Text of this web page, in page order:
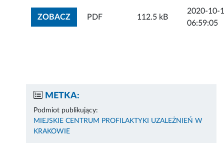
ZOBACZZOBACZ ZAŁĄCZNIK
PDF 112.5 kB
2020-10-
06:59:05
METKA:
Podmiot publikujący:
MIEJSKIE CENTRUM PROFILAKTYKI UZALEŻNIEŃ W
KRAKOWIE